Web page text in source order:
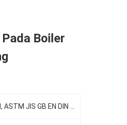
Boiler